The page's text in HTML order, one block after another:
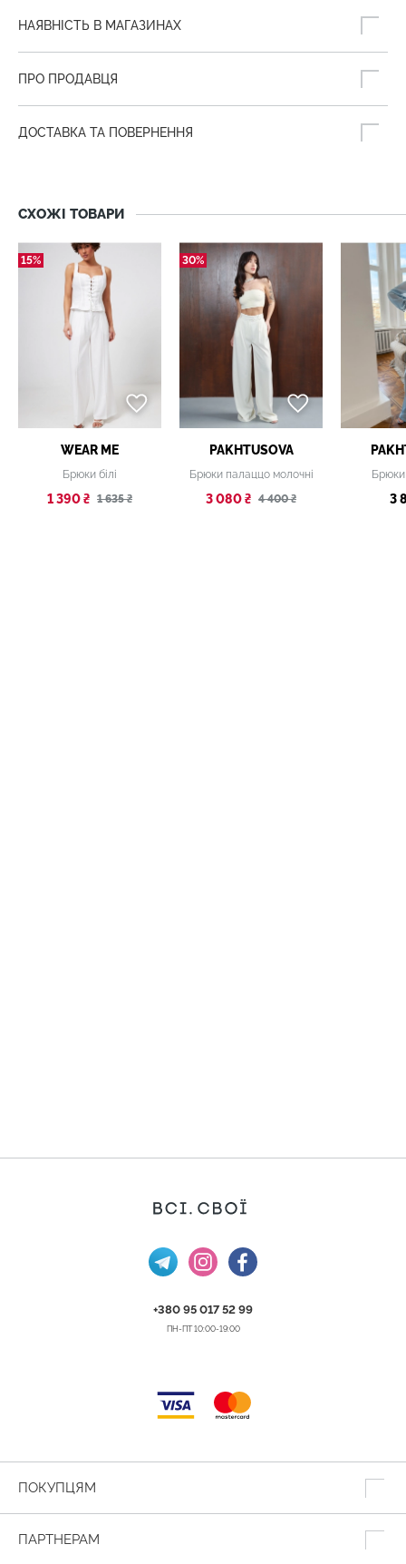
НАЯВНІСТЬ В МАГАЗИНАХ
ПРО ПРОДАВЦЯ
ДОСТАВКА ТА ПОВЕРНЕННЯ
СХОЖІ ТОВАРИ
15%
WEAR ME
Брюки білі
1 390 ₴ 1 635 ₴
30%
PAKHTUSOVA
Брюки палаццо молочні
3 080 ₴ 4 400 ₴
Брюки
3
+380 95 017 52 99
ПН-ПТ 10:00-19:00
ПОКУПЦЯМ
ПАРТНЕРАМ